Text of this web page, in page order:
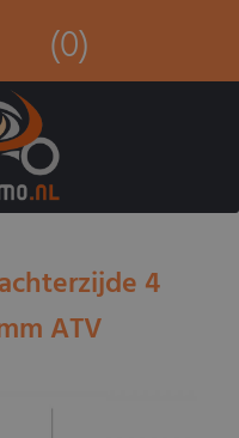
(0)
4
ATV